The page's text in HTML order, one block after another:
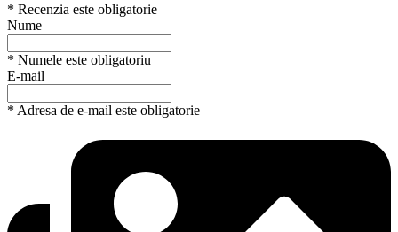
* Recenzia este obligatorie
Nume
* Numele este obligatoriu
E-mail
* Adresa de e-mail este obligatorie